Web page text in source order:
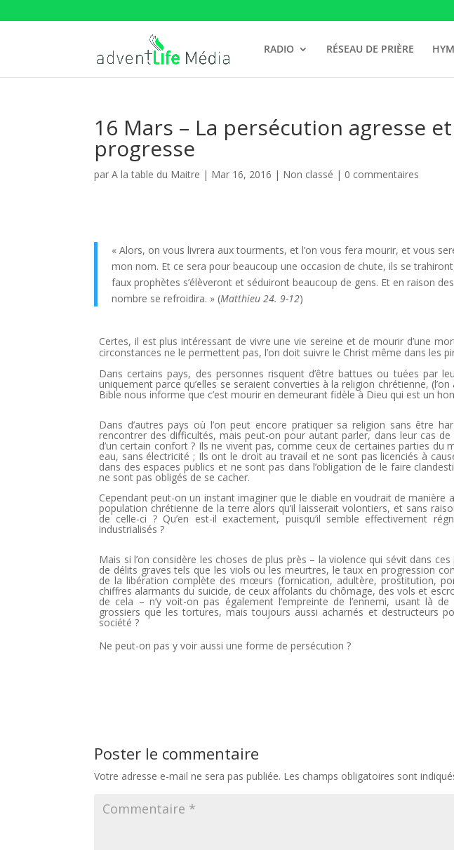
RADIO RÉSEAU DE PRIÈRE
16 Mars – La persécution agresse
progresse
parA la table du Maitre | Mar 16, 2016 | Non classé | 0 commentaires
« Alors, on vous livrera aux tourments, et l’on vous fera mourir, et vous
mon nom. Et ce sera pour beaucoup une occasion de chute, ils se
faux prophètes s’élèveront et séduiront beaucoup de gens. Et en raison
nombre se refroidira. » (Matthieu 24. 9-12)
Certes, il est plus intéressant de vivre une vie sereine et de mourir d’une
circonstances ne le permettent pas, l’on doit suivre le Christ même dans les
Dans certains pays, des personnes risquent d’être battues ou tuées par
uniquement parce qu’elles se seraient converties à la religion chrétienne,
Bible nous informe que c’est mourir en demeurant fidèle à Dieu qui est un
Dans d’autres pays où l’on peut encore pratiquer sa religion sans être
rencontrer des difficultés, mais peut-on pour autant parler, dans leur cas de
d’un certain confort ? Ils ne vivent pas, comme ceux de certaines parties du
eau, sans électricité ; Ils ont le droit au travail et ne sont pas licenciés à
dans des espaces publics et ne sont pas dans l’obligation de le faire
ne sont pas obligés de se cacher.
Cependant peut-on un instant imaginer que le diable en voudrait de manière
population chrétienne de la terre alors qu’il laisserait volontiers, et sans
de celle-ci ? Qu’en est-il exactement, puisqu’il semble effectivement
industrialisés ?
Mais si l’on considère les choses de plus près – la violence qui sévit dans
de délits graves tels que les viols ou les meurtres, le taux en progression
de la libération complète des mœurs (fornication, adultère, prostitution,
chiffres alarmants du suicide, de ceux affolants du chômage, des vols et
de cela – n’y voit-on pas également l’empreinte de l’ennemi, usant là
grossiers que les tortures, mais toujours aussi acharnés et destructeurs
société ?
Ne peut-on pas y voir aussi une forme de persécution ?
Poster le commentaire
Votre adresse e-mail ne sera pas publiée. Les champs obligatoires sont